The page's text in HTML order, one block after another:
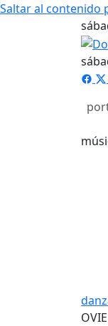
Saltar al contenido